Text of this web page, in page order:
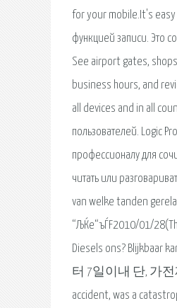
for your mobile.It's
функцией записи. Это
See airport gates,
business hours, and
all devices and in all
пользователей. Logic
профессионалу для
читать или
van welke tanden
“ЉЌe“ъЃF2010/01/
Diesels ons?
터 7일이내 단, 가전
accident, was a